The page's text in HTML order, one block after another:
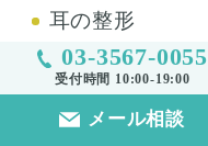
03-3567-0055
受付時間 10:00-19:00
メール相談
耳の整形
お肌 の治療